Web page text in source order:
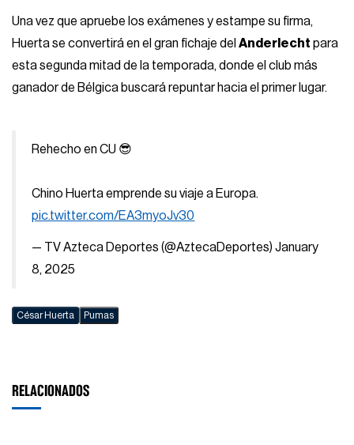
Una vez que apruebe los exámenes y estampe su firma,
Huerta se convertirá en el gran fichaje delAnderlechtpara
esta segunda mitad de la temporada, donde el club más
ganador de Bélgica buscará repuntar hacia el primer lugar.
Rehecho en CU 😎
Chino Huerta emprende su viaje a Europa.
pic.twitter.com/EA3myoJv30
— TV Azteca Deportes (@AztecaDeportes)January
8, 2025
César Huerta Pumas
RELACIONADOS